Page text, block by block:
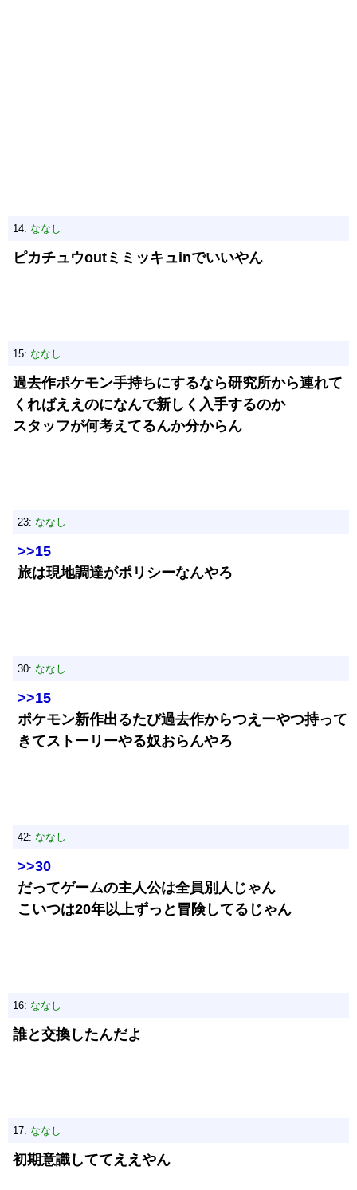
14: ななし
ピカチュウoutミミッキュinでいいやん
15: ななし
過去作ポケモン手持ちにするなら研究所から連れて
くればええのになんで新しく入手するのか
スタッフが何考えてるんか分からん
23: ななし
>>15
旅は現地調達がポリシーなんやろ
30: ななし
>>15
ポケモン新作出るたび過去作からつえーやつ持って
きてストーリーやる奴おらんやろ
42: ななし
>>30
だってゲームの主人公は全員別人じゃん
こいつは20年以上ずっと冒険してるじゃん
16: ななし
誰と交換したんだよ
17: ななし
初期意識しててええやん